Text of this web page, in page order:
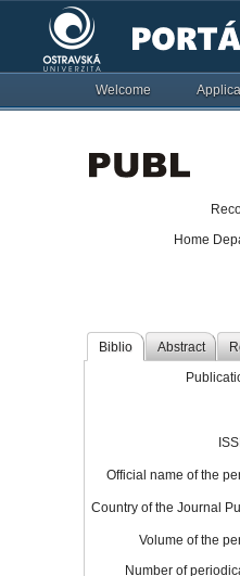
Welcome
Home
Biblio Abstract
Official name of the
Country of the Journal
Volume of the
Number of